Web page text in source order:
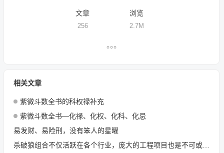
文章
256
浏览
2.7M
相关文章
紫微斗数全书的科权禄补充
紫微斗数全书—化禄、化权、化科、化忌
易发财、易险刑，没有笨人的星曜
杀破狼组合不仅活跃在各个行业，庞大的工程项目也是不可或缺的